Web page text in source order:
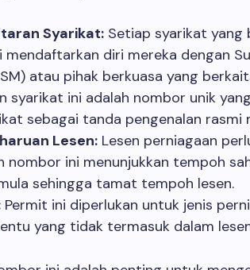
Syarikat: Setiap syarikat yang
mendaftarkan diri mereka dengan
atau pihak berkuasa yang
syarikat ini adalah nombor unik
sebagai tanda pengenalan rasmi
Lesen: Lesen perniagaan
nombor ini menunjukkan tempoh
sehingga tamat tempoh lesen.
Permit ini diperlukan untuk jenis
yang tidak termasuk dalam